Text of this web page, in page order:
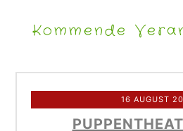
Kommende
16 AUGUST